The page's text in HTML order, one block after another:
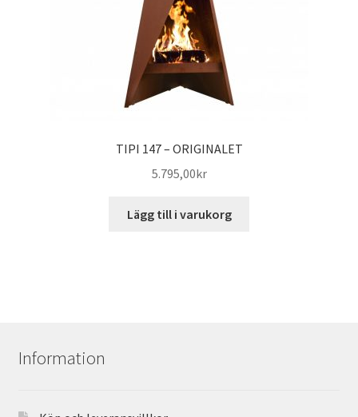
TIPI 147 – ORIGINALET
5.795,00kr
Lägg till i varukorg
Information